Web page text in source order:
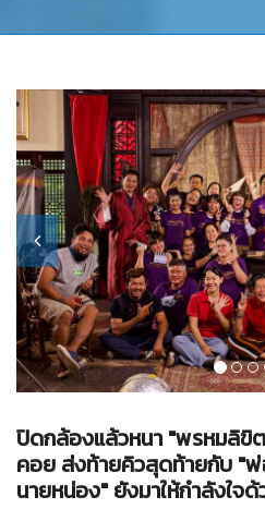
ปิดกล้องแล้วหนา "พรหมลิขิ
คอย ส่งท้ายคิวสุดท้ายกับ "
นายหน่อง" ยังมาให้กำลังใจ